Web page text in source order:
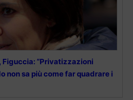
Figuccia: “Privatizzazioni
non sa più come far quadrare i